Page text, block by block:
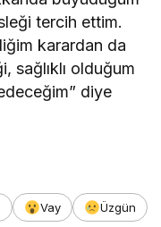
tercih ettim.
karardan da
sağlıklı olduğum
diye
Vay
Üzgün